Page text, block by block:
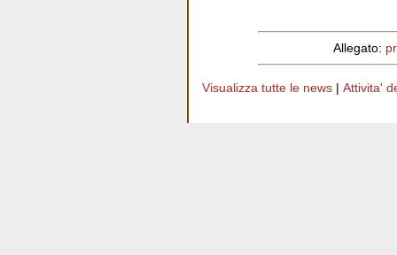
Allegato:
Visualizza tutte le news | Attivita'